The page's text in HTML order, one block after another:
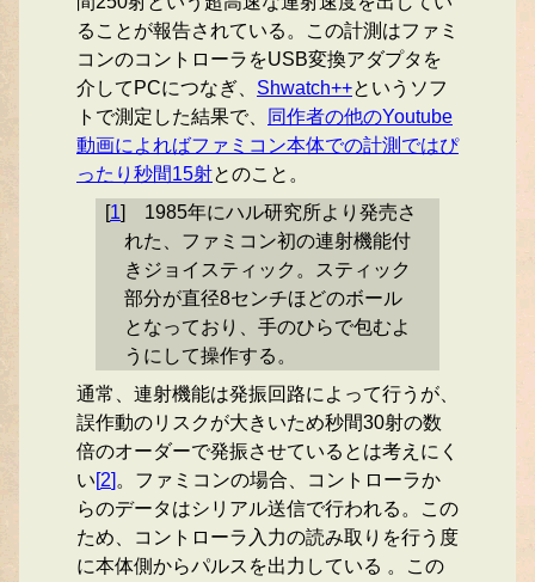
ることが報告されている。この計測はファミ
コンのコントローラをUSB変換アダプタを
介してPCにつなぎ、 Shwatch++というソフ
トで測定した結果で、
同作者の他のYoutube
動画によればファミコン本体での計測ではぴ
ったり秒間15射とのこと。
[1]
1985年にハル研究所より発売さ
れた、ファミコン初の連射機能付
きジョイスティック。スティック
部分が直径8センチほどのボール
となっており、手のひらで包むよ
うにして操作する。
通常、連射機能は発振回路によって行うが、
誤作動のリスクが大きいため秒間30射の数
倍のオーダーで発振させているとは考えにく
い[2] 。ファミコンの場合、コントローラか
らのデータはシリアル送信で行われる。この
ため、コントローラ入力の読み取りを行う度
に本体側からパルスを出力している 。この